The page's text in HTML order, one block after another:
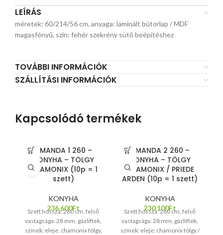
LEÍRÁS
méretek: 60/214/56 cm, anyaga: laminált bútorlap / MDF
magasfényű, szín: fehér szekrény sütő beépítéshez
TOVÁBBI INFORMÁCIÓK
SZÁLLÍTÁSI INFORMÁCIÓK
Kapcsolódó termékek
AMANDA 1 260 –
KONYHA – TÖLGY
CHAMONIX (10p = 1
szett)
KONYHA
236.600Ft
Szett hossza: 260 cm, felső
vastagsága: 28 mm, gázliftek,
színek: eleje: chamonix tölgy,
AMANDA 2 260 –
KONYHA – TÖLGY
CHAMONIX / PRIEDE
ARDEN (10p = 1 szett)
KONYHA
230.100Ft
Szett hossza: 260 cm, felső
vastagsága: 28 mm, gázliftek,
színek: eleje: chamonix tölgy /